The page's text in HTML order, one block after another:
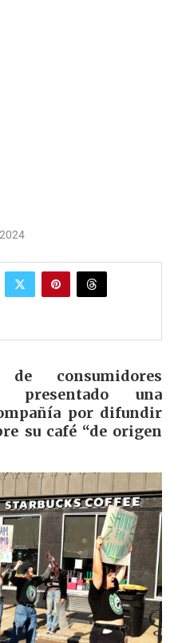
consumidores
presentado una
por difundir
su café “de origen